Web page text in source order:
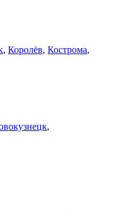
, Королёв, Кострома,
,